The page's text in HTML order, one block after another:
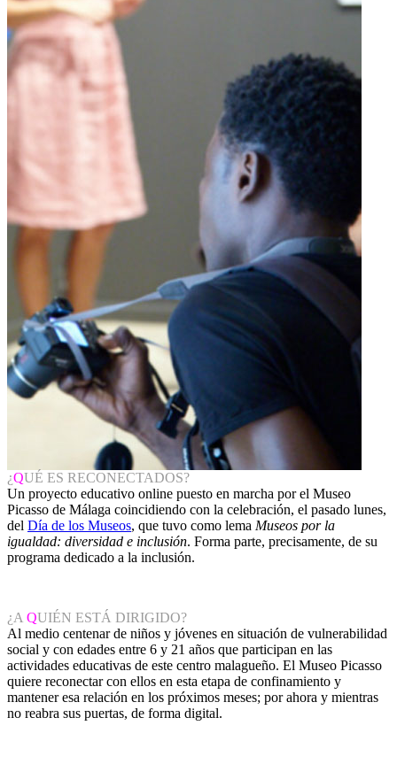
¿QUÉ ES RECONECTADOS?
Un proyecto educativo online puesto en marcha por el Museo
Picasso de Málaga coincidiendo con la celebración, el pasado lunes,
del Día de los Museos, que tuvo como lema Museos por la
igualdad: diversidad e inclusión. Forma parte, precisamente, de su
programa dedicado a la inclusión.
¿A QUIÉN ESTÁ DIRIGIDO?
Al medio centenar de niños y jóvenes en situación de vulnerabilidad
social y con edades entre 6 y 21 años que participan en las
actividades educativas de este centro malagueño. El Museo Picasso
quiere reconectar con ellos en esta etapa de confinamiento y
mantener esa relación en los próximos meses; por ahora y mientras
no reabra sus puertas, de forma digital.